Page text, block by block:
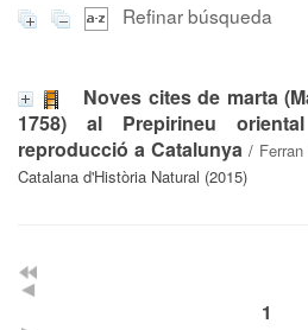
Refinar búsqueda
Noves cites de marta
1758) al Prepirineu
reproducció a Catalunya /
Catalana d'Història Natural (2015)
1